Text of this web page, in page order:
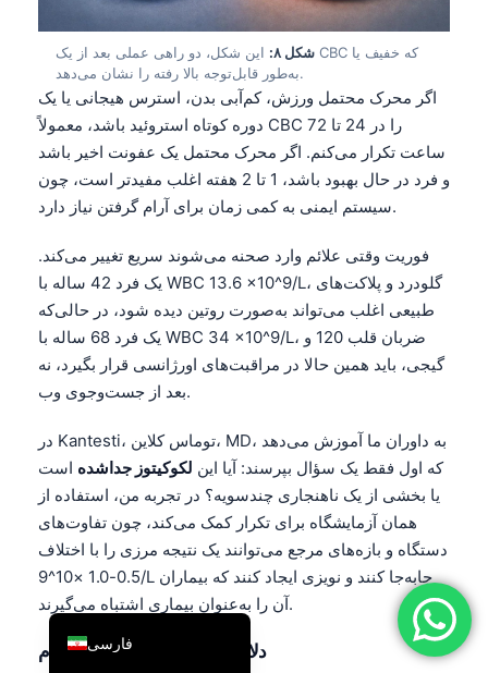
شکل ۸:
این شکل، دو راهی عملی بعد از یک CBC که خفیف یا
به‌طور قابل‌توجه بالا رفته را نشان می‌دهد.
اگر محرک محتمل ورزش، کم‌آبی بدن، استرس هیجانی یا یک
دوره کوتاه استروئید باشد، معمولاً CBC را در 24 تا 72
ساعت تکرار می‌کنم. اگر محرک محتمل یک عفونت اخیر باشد
و فرد در حال بهبود باشد، 1 تا 2 هفته اغلب مفیدتر است، چون
سیستم ایمنی به کمی زمان برای آرام گرفتن نیاز دارد.
فوریت وقتی علائم وارد صحنه می‌شوند سریع تغییر می‌کند.
یک فرد 42 ساله با WBC 13.6 ×10^9/L، گلودرد و پلاکت‌های
طبیعی اغلب می‌تواند به‌صورت روتین دیده شود، در حالی‌که
یک فرد 68 ساله با WBC 34 ×10^9/L، ضربان قلب 120 و
گیجی، باید همین حالا در مراقبت‌های اورژانسی قرار بگیرد، نه
بعد از جست‌وجوی وب.
در Kantesti، توماس کلاین، MD، به داوران ما آموزش می‌دهد
که اول فقط یک سؤال بپرسند: آیا این لکوکیتوز جداشده است
یا بخشی از یک ناهنجاری چندسویه؟ در تجربه من، استفاده از
همان آزمایشگاه برای تکرار کمک می‌کند، چون تفاوت‌های
دستگاه و بازه‌های مرجع می‌توانند یک نتیجه مرزی را با اختلاف
0.5-1.0 ×10^9/L جابه‌جا کنند و نویزی ایجاد کنند که بیماران
آن را به‌عنوان بیماری اشتباه می‌گیرند.
دلایل خوب برای تکرار زودهنگام
فارسی
English
Deutsch
العربية
Français
עִבְרִית
Español
Português
Ελληνικά
Türkçe
简体中文
Български
Nederlands
हिन्दी
Bahasa Indonesia